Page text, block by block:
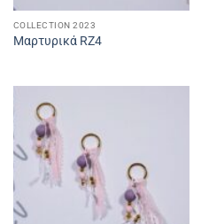
COLLECTION 2023
Μαρτυρικά RZ4